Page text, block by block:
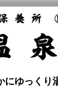
にゆっくり